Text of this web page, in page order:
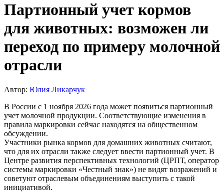
Партионный учет кормов
для животных: возможен ли
переход по примеру молочной
отрасли
Автор: Юлия Ликарчук
В России с 1 ноября 2026 года может появиться партионный
учет молочной продукции. Соответствующие изменения в
правила маркировки сейчас находятся на общественном
обсуждении.
Участники рынка кормов для домашних животных считают,
что для их отрасли также следует ввести партионный учет. В
Центре развития перспективных технологий (ЦРПТ, оператор
системы маркировки «Честный знак») не видят возражений и
советуют отраслевым объединениям выступить с такой
инициативой.